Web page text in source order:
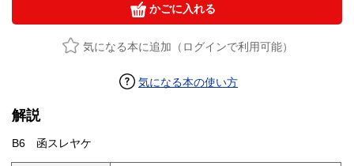
かごに入れる
気になる本に追加（ログインで利用可能）
気になる本の使い方
解説
B6 函スレヤケ